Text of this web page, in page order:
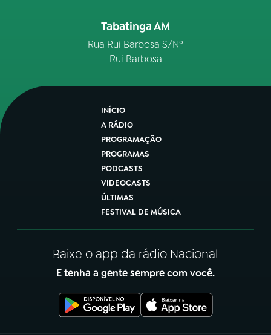
Tabatinga AM
Rua Rui Barbosa S/Nº
Rui Barbosa
INÍCIO
A RÁDIO
PROGRAMAÇÃO
PROGRAMAS
PODCASTS
VIDEOCASTS
ÚLTIMAS
FESTIVAL DE MÚSICA
Baixe o app da rádio Nacional
E tenha a gente sempre com você.